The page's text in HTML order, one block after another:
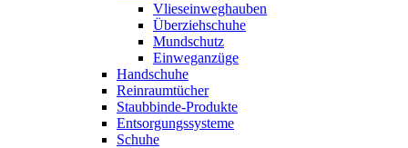
Vlieseinweghauben
Überziehschuhe
Mundschutz
Einweganzüge
Handschuhe
Reinraumtücher
Staubbinde-Produkte
Entsorgungssysteme
Schuhe